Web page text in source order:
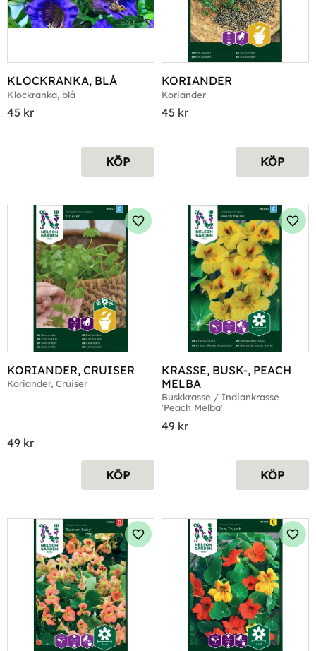
KLOCKRANKA, BLÅ
Klockranka, blå
45 kr
KÖP
KORIANDER
Koriander
45 kr
KÖP
KORIANDER, CRUISER
Koriander, Cruiser
49 kr
Lägg till i favoriter
KÖP
KRASSE, BUSK-, PEACH
MELBA
Buskkrasse / Indiankrasse
'Peach Melba'
49 kr
KÖP
Lägg till i favoriter